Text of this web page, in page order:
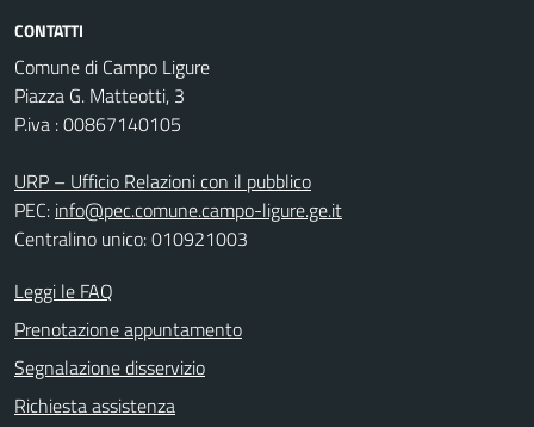
CONTATTI
Comune di Campo Ligure
Piazza G. Matteotti, 3
P.iva : 00867140105
URP – Ufficio Relazioni con il pubblico
PEC: info@pec.comune.campo-ligure.ge.it
Centralino unico: 010921003
Leggi le FAQ
Prenotazione appuntamento
Segnalazione disservizio
Richiesta assistenza